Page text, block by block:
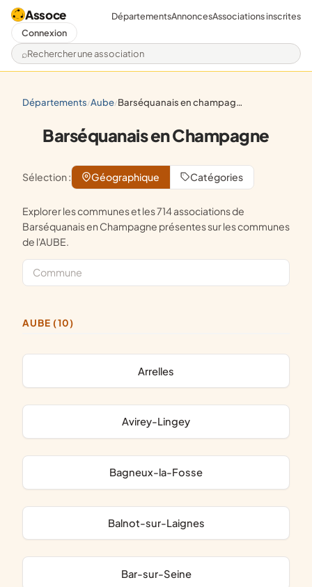
Assoce
Rechercher une association
DépartementsAnnoncesAssociations inscrites
Connexion
départements/ aube/ barséquanais en champagne
Barséquanais en Champagne
Sélection : Géographique Catégories
Explorer les communes et les 714 associations de
Barséquanais en Champagne présentes sur les communes
de l'AUBE.
AUBE (10)
Arrelles
Avirey-Lingey
Bagneux-la-Fosse
Balnot-sur-Laignes
Bar-sur-Seine